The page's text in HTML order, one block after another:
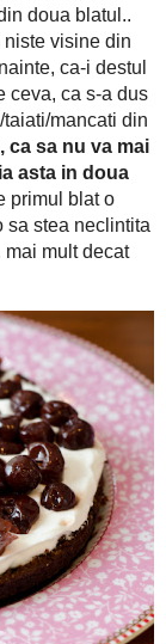
e gataaa!!
ca nu vorbim de
va ziceam mai
fara nici un
cu ce vine mai
altruism ;)